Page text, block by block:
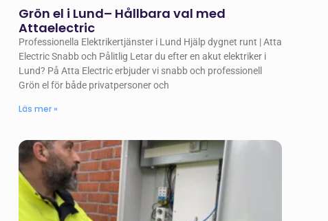
Grön el i Lund– Hållbara val med
Attaelectric
Professionella Elektrikertjänster i Lund Hjälp dygnet runt | Atta
Electric Snabb och Pålitlig Letar du efter en akut elektriker i
Lund? På Atta Electric erbjuder vi snabb och professionell
Grön el för både privatpersoner och
Läs mer »